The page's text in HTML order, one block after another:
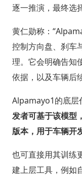
逐一推演，最终选
黄仁勋称：
控制方向盘、刹车
理。它会明确告知
依据，以及车辆后
Alpamayo1的底层
发者可基于该模型
版本，用于车辆开
也可直接用其训练
建上层工具，例如